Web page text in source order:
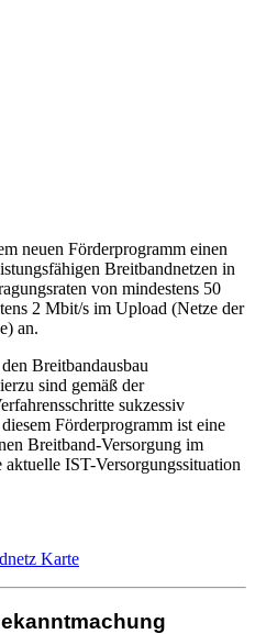
neuen Förderprogramm einen
Breitbandnetzen in
von mindestens 50
2 Mbit/s im Upload (Netze der
an.
Breitbandausbau
sind gemäß der
sukzessiv
Förderprogramm ist eine
Breitband-Versorgung im
IST-Versorgungssituation
Karte